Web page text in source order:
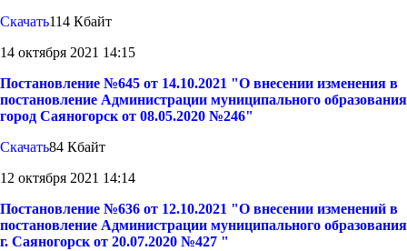
Скачать114 Кбайт
14 октября 2021 14:15
Постановление №645 от 14.10.2021 "О внесении изменения в
постановление Администрации муниципального образования
город Саяногорск от 08.05.2020 №246"
Скачать84 Кбайт
12 октября 2021 14:14
Постановление №636 от 12.10.2021 "О внесении изменений в
постановление Администрации муниципального образования
г. Саяногорск от 20.07.2020 №427 "